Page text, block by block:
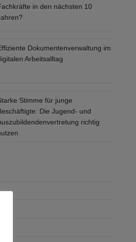
in den nächsten 10
Dokumentenverwaltung im
Arbeitsalltag
Stimme für junge
Die Jugend- und
richtig